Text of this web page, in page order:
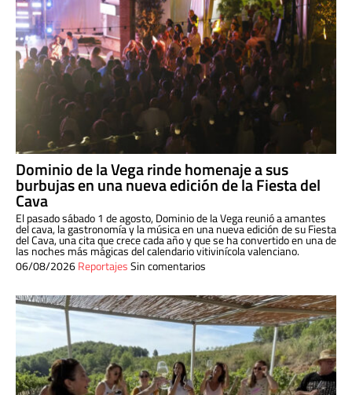
Dominio de la Vega rinde homenaje a sus
burbujas en una nueva edición de la Fiesta del
Cava
El pasado sábado 1 de agosto, Dominio de la Vega reunió a amantes
del cava, la gastronomía y la música en una nueva edición de su Fiesta
del Cava, una cita que crece cada año y que se ha convertido en una de
las noches más mágicas del calendario vitivinícola valenciano.
06/08/2026ReportajesSin comentarios